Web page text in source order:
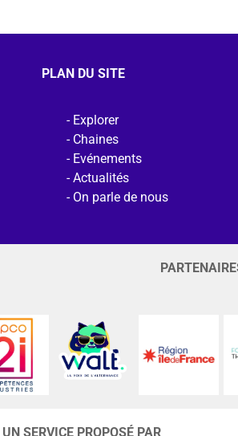
PLAN DU SITE
Explorer
Chaines
Evénements
Actualités
On parle de nous
UN SERVICE PROPOSÉ PAR